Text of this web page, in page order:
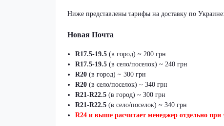
Ниже представлены тарифы на доставку по Украине:
Новая Почта
R17.5-19.5 (в город) ~ 200 грн
R17.5-19.5 (в село/поселок) ~ 240 грн
R20 (в город) ~ 300 грн
R20 (в село/поселок) ~ 340 грн
R21-R22.5 (в город) ~ 300 грн
R21-R22.5 (в село/поселок) ~ 340 грн
R24 и выше расчитает менеджер отдельно при